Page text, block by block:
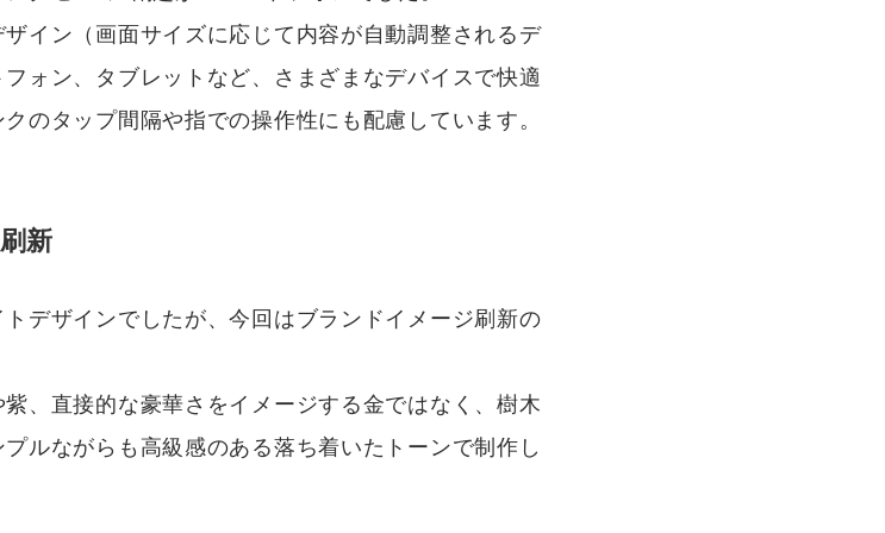
イン（画面サイズに応じて内容が自動調整されるデ
ォン、タブレットなど、さまざまなデバイスで快適
のタップ間隔や指での操作性にも配慮しています。
新
デザインでしたが、今回はブランドイメージ刷新の
、直接的な豪華さをイメージする金ではなく、樹木
ルながらも高級感のある落ち着いたトーンで制作し